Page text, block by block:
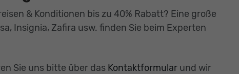
& Konditionen bis zu 40% Rabatt? Eine große
Insignia, Zafira usw. finden Sie beim Experten
Sie uns bitte über das Kontaktformular und wir